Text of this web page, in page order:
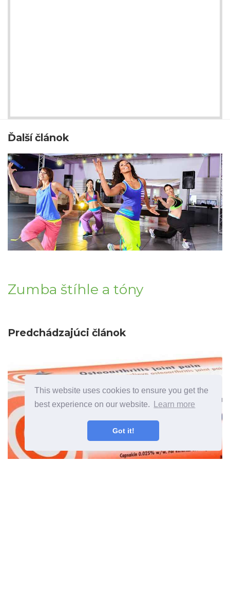
This website uses cookies to ensure you get the
best experience on our website.
Learn more
Got it!
Ďalší článok
Zumba štíhle a tóny
Predchádzajúci článok